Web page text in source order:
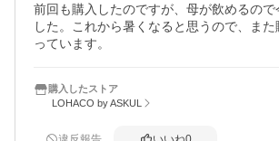
前回も購入したのですが、母が飲めるので
した。これから暑くなると思うので、ま
っています。
購入したストア
LOHACO by ASKUL